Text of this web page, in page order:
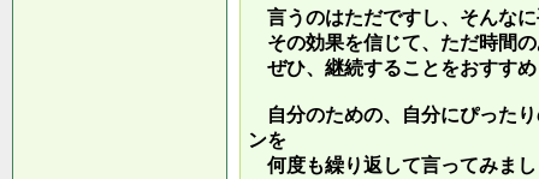
言うのはただですし、そんな
その効果を信じて、ただ時間
ぜひ、継続することをおすす
自分のための、自分にぴった
ンを
何度も繰り返して言ってみま